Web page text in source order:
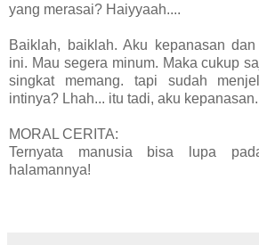
yang merasai? Haiyyaah....
Baiklah, baiklah. Aku kepanasan
ini. Mau segera minum. Maka cukup
singkat memang. tapi sudah
intinya? Lhah... itu tadi, aku
MORAL CERITA:
Ternyata manusia bisa lupa
halamannya!